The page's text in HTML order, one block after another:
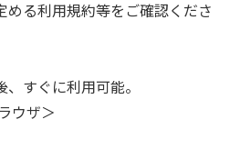
める利用規約等をご確認くださ
すぐに利用可能。
ウザ＞